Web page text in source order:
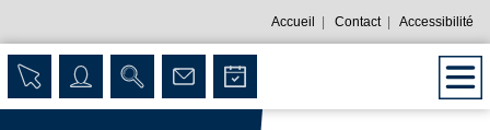
Accueil Contact| Accessibilité